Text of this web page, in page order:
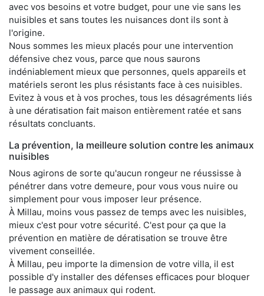
avec vos besoins et votre budget, pour une vie sans les
nuisibles et sans toutes les nuisances dont ils sont à
l'origine.
Nous sommes les mieux placés pour une intervention
défensive chez vous, parce que nous saurons
indéniablement mieux que personnes, quels appareils et
matériels seront les plus résistants face à ces nuisibles.
Evitez à vous et à vos proches, tous les désagréments liés
à une dératisation fait maison entièrement ratée et sans
résultats concluants.
La prévention, la meilleure solution contre les animaux
nuisibles
Nous agirons de sorte qu'aucun rongeur ne réussisse à
pénétrer dans votre demeure, pour vous vous nuire ou
simplement pour vous imposer leur présence.
À Millau, moins vous passez de temps avec les nuisibles,
mieux c'est pour votre sécurité. C'est pour ça que la
prévention en matière de dératisation se trouve être
vivement conseillée.
À Millau, peu importe la dimension de votre villa, il est
possible d'y installer des défenses efficaces pour bloquer
le passage aux animaux qui rodent.